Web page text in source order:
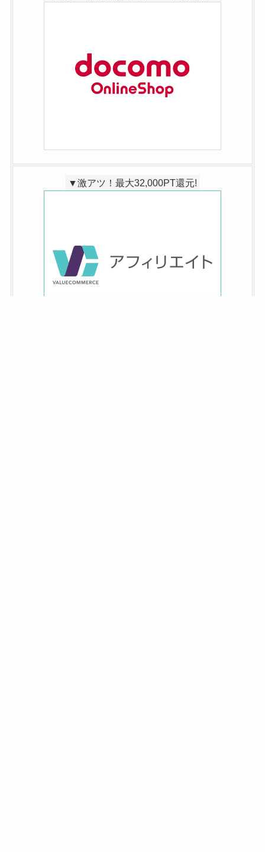
▼激アツ！最大32,000PT還元!